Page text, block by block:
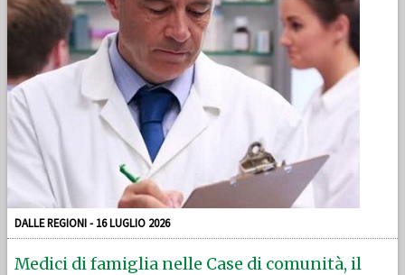
DALLE REGIONI - 16 LUGLIO 2026
Medici di famiglia nelle Case di comunità, il